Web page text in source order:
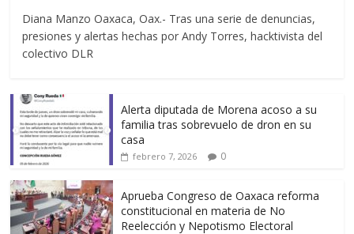
Diana Manzo Oaxaca, Oax.- Tras una serie de denuncias,
presiones y alertas hechas por Andy Torres, hacktivista del
colectivo DLR
Alerta diputada de Morena acoso a su
familia tras sobrevuelo de dron en su
casa
febrero 7, 2026 0
Aprueba Congreso de Oaxaca reforma
constitucional en materia de No
Reelección y Nepotismo Electoral